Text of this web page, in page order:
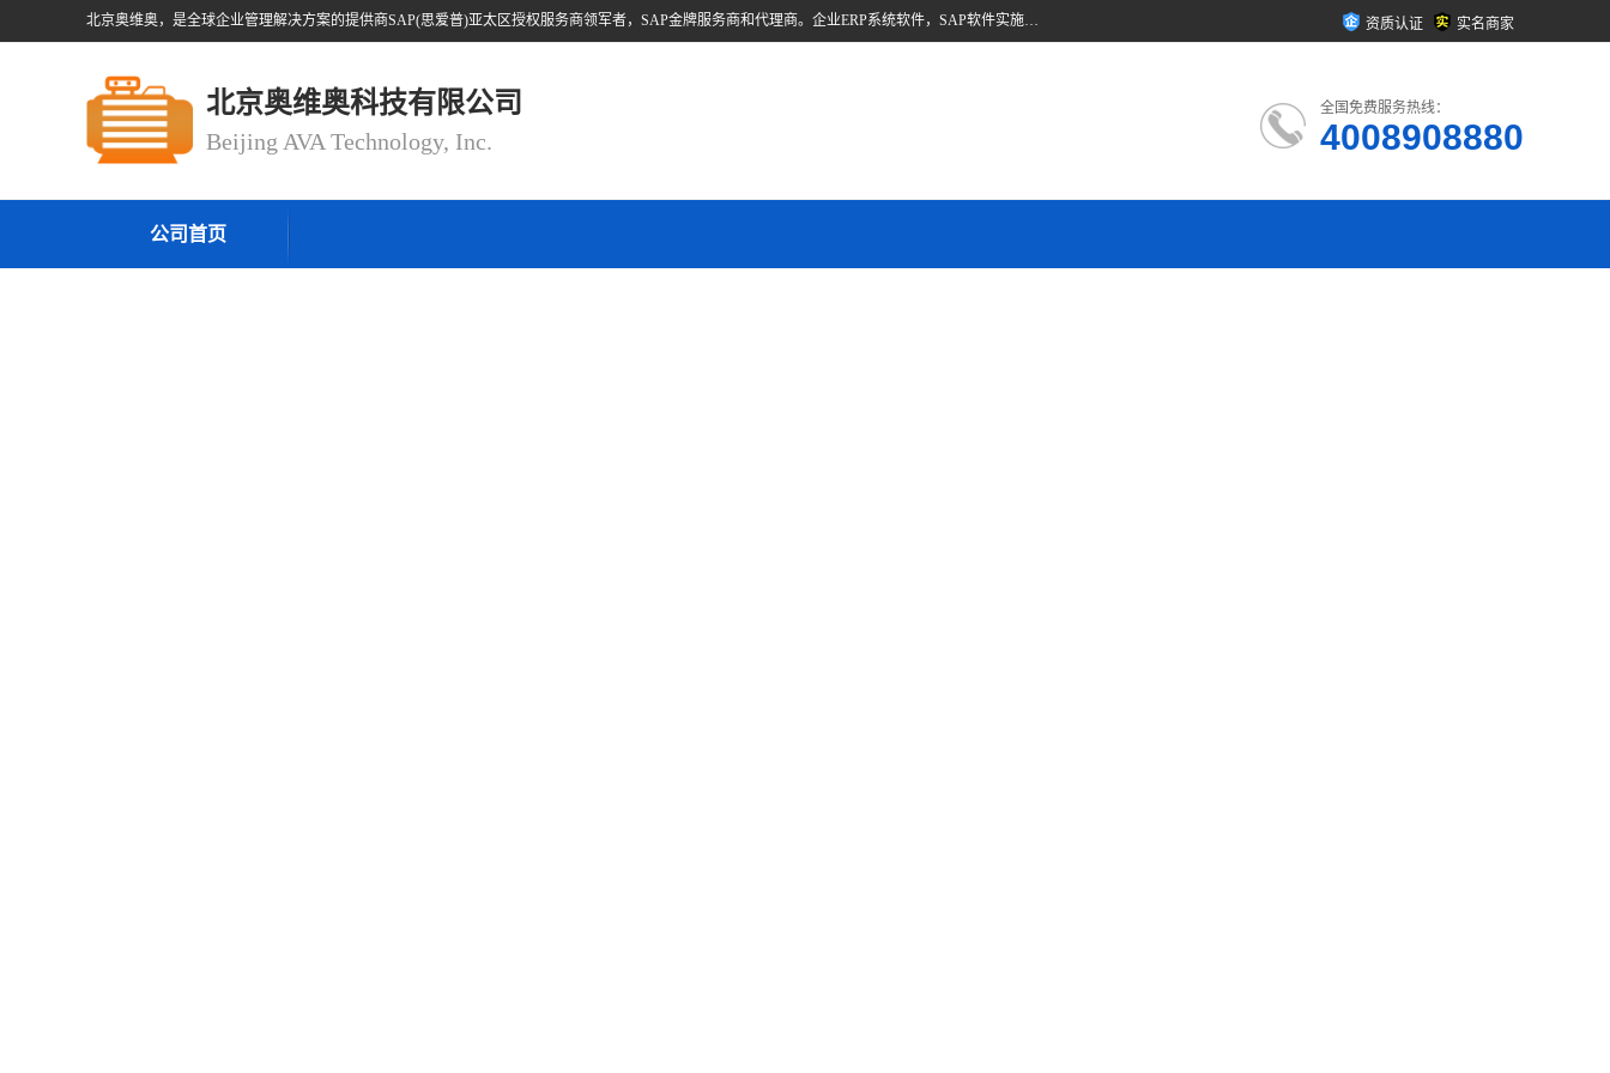
北京奥维奥，是全球企业管理解决方案的提供商SAP(思爱普)亚太区授权服务商领军者，SAP金牌服务商和代理商。企业ERP系统软件，SAP软件实施，17年来服务客户1500多家。提供SAP Business One，SAP Business ByDesign，SAP S/4HANA Cloud，SAP Analytics Cloud （分析云）等产品与解决方案。咨询专线：400-890-8880 资质认证 实名商家
北京奥维奥科技有限公司
Beijing AVA Technology, Inc.
全国免费服务热线：
4008908880
公司首页